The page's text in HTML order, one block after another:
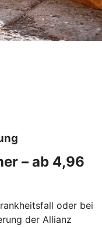
– ab 4,96
oder bei
der Allianz